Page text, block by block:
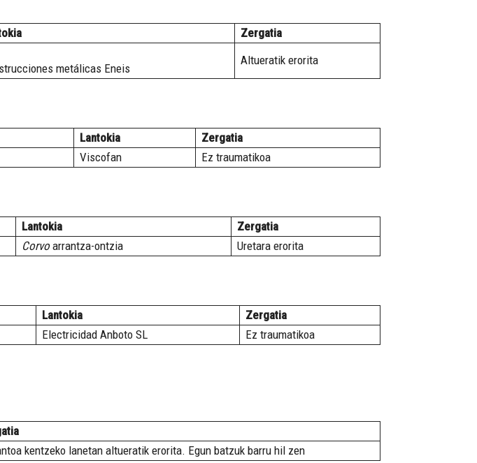
Zergatia
metálicas Eneis
Altueratik erorita
Lantokia
Zergatia
Viscofan Ez traumatikoa
Lantokia
Zergatia
Corvoarrantza-ontzia Uretara erorita
Lantokia
Zergatia
Electricidad Anboto SL Ez traumatikoa
kentzeko lanetan altueratik erorita. Egun batzuk barru hil zen